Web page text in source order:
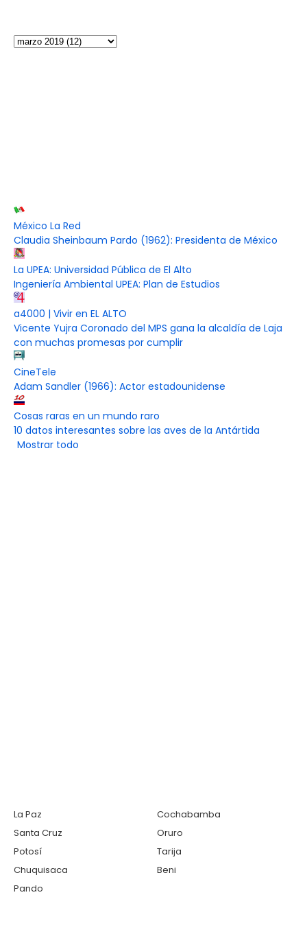
México La Red
Claudia Sheinbaum Pardo (1962): Presidenta de México
La UPEA: Universidad Pública de El Alto
Ingeniería Ambiental UPEA: Plan de Estudios
a4000 | Vivir en EL ALTO
Vicente Yujra Coronado del MPS gana la alcaldía de Laja
con muchas promesas por cumplir
CineTele
Adam Sandler (1966): Actor estadounidense
Cosas raras en un mundo raro
10 datos interesantes sobre las aves de la Antártida
Mostrar todo
La Paz
Cochabamba
Santa Cruz
Oruro
Potosí
Tarija
Chuquisaca
Beni
Pando